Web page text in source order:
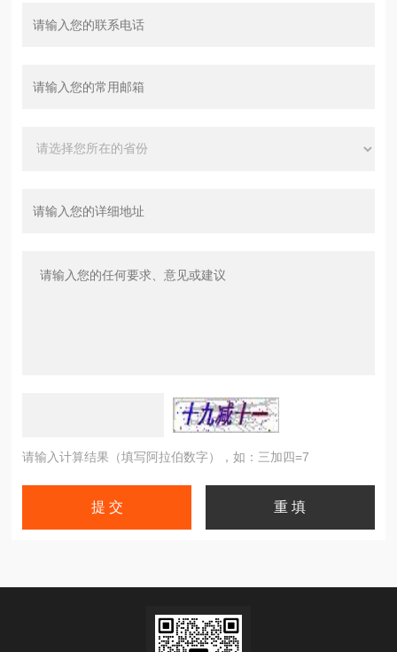
请输入计算结果（填写阿拉伯数字），如：三加四=7